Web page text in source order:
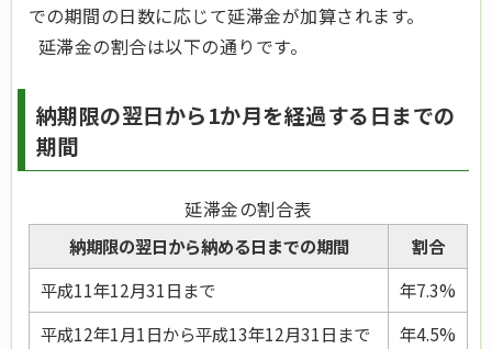
での期間の日数に応じて延滞金が加算されます。
延滞金の割合は以下の通りです。
納期限の翌日から1か月を経過する日までの
期間
納期限の翌日から納める日までの期間 割合
延滞金の割合表
平成11年12月31日まで
年7.3%
平成12年1月1日から平成13年12月31日まで
年4.5%